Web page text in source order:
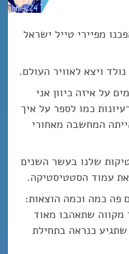
מפיירי טייל ישראל
ויצא לאוויר העולם.
על איזה כיוון אני
כמו לספר על איך
המחשבה מאחורי
שלנו בעשר השנים
עמוד הסטטיסטיקה.
פה כמה וכמה הוצאות:
מקווה שתאהבו מאוד
כנראה בתחילת